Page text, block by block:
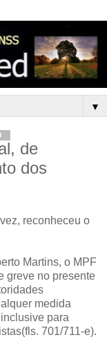
▼
de
dos
reconheceu o
Martins, o MPF
greve no presente
medida
para
701/711-e).